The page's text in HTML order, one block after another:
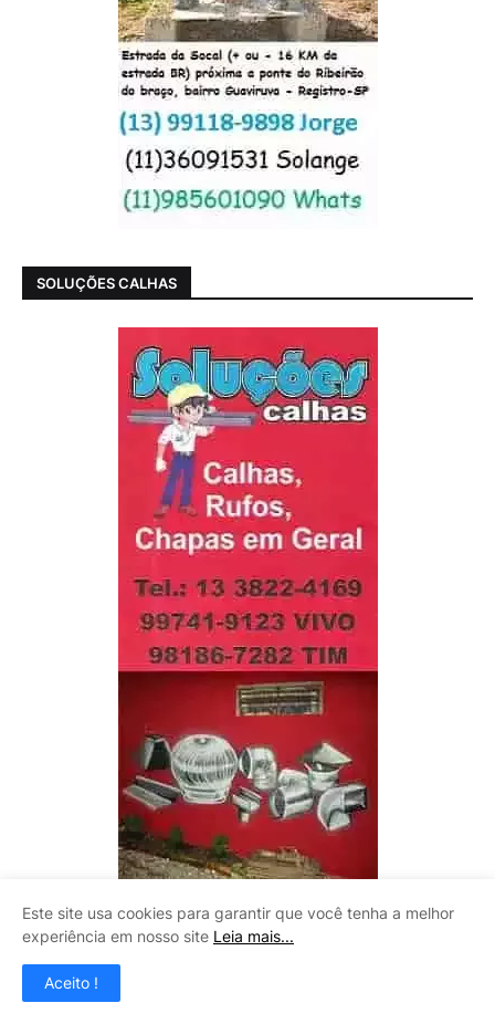
SOLUÇÕES CALHAS
LITOMAQ
Este site usa cookies para garantir que você tenha a melhor
experiência em nosso site Leia mais...
Aceito !